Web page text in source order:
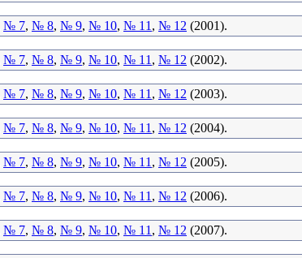
№ 7, № 8, № 9, № 10, № 11 , № 12 (2001).
№ 7, № 8, № 9, № 10, № 11 , № 12 (2002).
№ 7, № 8, № 9, № 10, № 11 , № 12 (2003).
№ 7, № 8, № 9, № 10, № 11 , № 12 (2004).
№ 7, № 8, № 9, № 10, № 11 , № 12 (2005).
№ 7, № 8, № 9, № 10, № 11 , № 12 (2006).
№ 7, № 8, № 9, № 10, № 11 , № 12 (2007).